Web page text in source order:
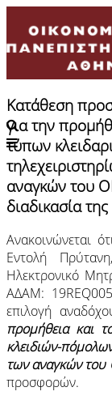
Alumni|e-shop
Κατάθεση
για την
τύπων
αναγκών του
διαδικασία
Ανακοινώνεται
Εντολή
Ηλεκτρονικό
ΑΔΑΜ:
επιλογή
προμήθεια και
κλειδιών-
των αναγκών του
προσφορών.